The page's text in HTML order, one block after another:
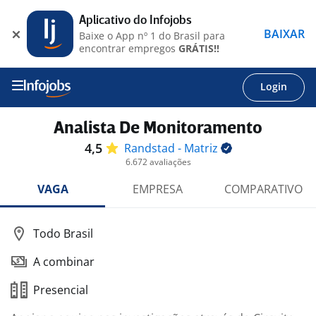
Login
Analista De Monitoramento
4,5 Randstad - Matriz
6.672 avaliações
VAGA EMPRESA COMPARATIVO
Todo Brasil
A combinar
Presencial
Aplicativo do Infojobs
Baixe o App nº 1 do Brasil para
encontrar empregos GRÁTIS!!
BAIXAR